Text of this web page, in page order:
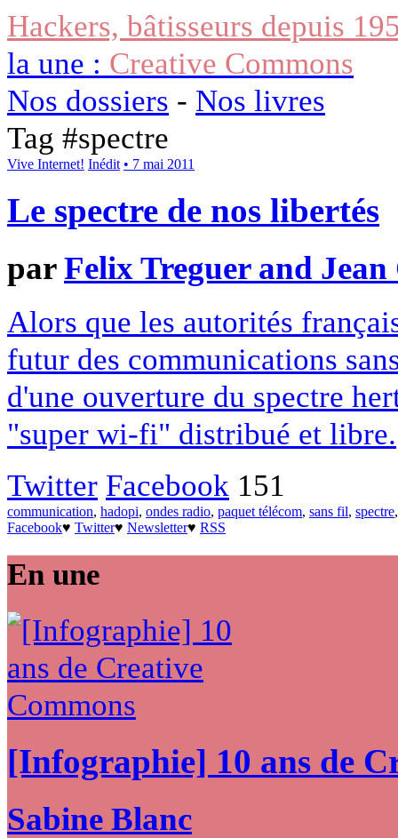
Hackers, bâtisseurs depuis
la une : Creative Commons
Nos dossiers - Nos livres
Tag #spectre
Vive Internet! Inédit • 7 mai 2011
Le spectre de nos libertés
parFelix Treguer and
Alors que les autorités
futur des communications
d'une ouverture du spectre
"super wi-fi" distribué et libre.
Twitter Facebook 151
communication, hadopi, ondes radio, paquet télécom, sans fil, spectre
Facebook♥ Twitter♥ Newsletter♥ RSS
En une
[Infographie] 10 ans de
Sabine Blanc